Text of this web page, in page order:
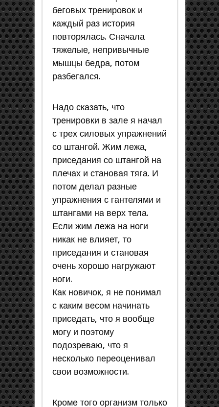
беговых тренировок и
каждый раз история
повторялась. Сначала
тяжелые, непривычные
мышцы бедра, потом
разбегался.
Надо сказать, что
тренировки в зале я начал
с трех силовых упражнений
со штангой. Жим лежа,
приседания со штангой на
плечах и становая тяга. И
потом делал разные
упражнения с гантелями и
штангами на верх тела.
Если жим лежа на ноги
никак не влияет, то
приседания и становая
очень хорошо нагружают
ноги.
Как новичок, я не понимал
с каким весом начинать
приседать, что я вообще
могу и поэтому
подозреваю, что я
несколько переоценивал
свои возможности.
Кроме того организм только